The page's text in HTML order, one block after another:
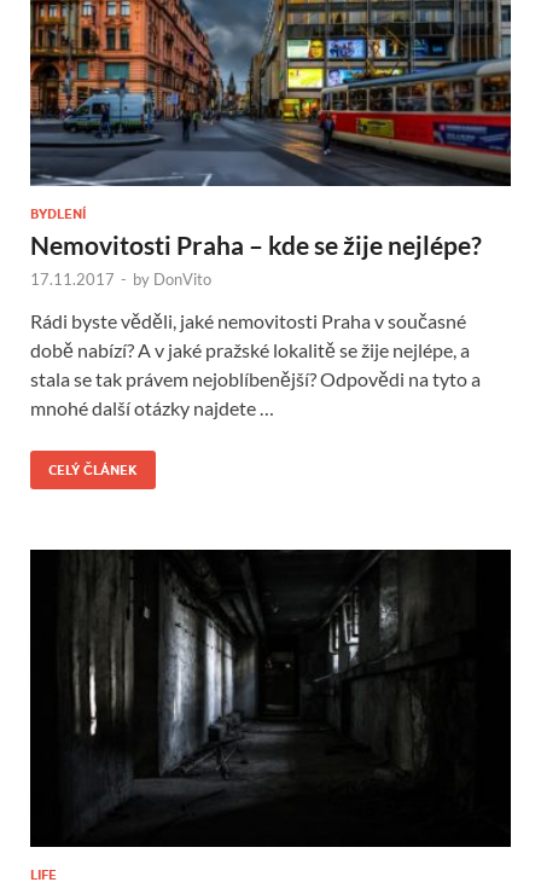
BYDLENÍ
Nemovitosti Praha – kde se žije nejlépe?
17.11.2017 - by DonVito
Rádi byste věděli, jaké nemovitosti Praha v současné
době nabízí? A v jaké pražské lokalitě se žije nejlépe, a
stala se tak právem nejoblíbenější? Odpovědi na tyto a
mnohé další otázky najdete …
CELÝ ČLÁNEK
LIFE